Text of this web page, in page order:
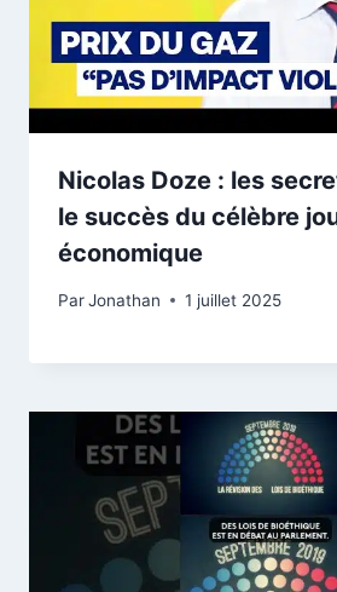
Nicolas Doze : les
le succès du célèbre
économique
ParJonathan 1 juillet 2025